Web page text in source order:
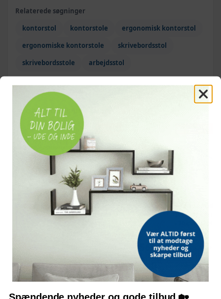
Relaterede søgninger
kontorstol
kontorstole
ergonomisk kontorstol
ergonomiske kontorstole
skrivebordsstol
skrivebordsstole
arbejdsstol
OFTE KØBT SAMMEN MED
120x60x73 cm sort
Udsolgt
fyrretræ 100 x 200 cm -
(2)
1.030,- 569,-
På lager
100×200 cm i
- 10 cm, H2/H3
Vejl. pris 1.099,-
På lager
Spændende nyheder og gode tilbud 🏡